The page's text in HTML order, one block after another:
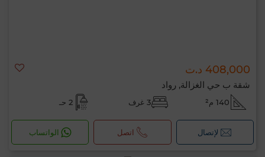
408,000 د.ت
شقة ب حي الغزالة, رواد
140 م² 3 غرف 2 حـ
لإتصال اتصل الواتساب